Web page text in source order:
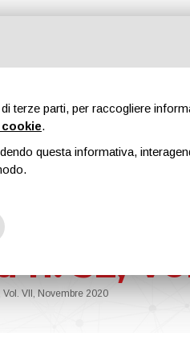
Fiere Formazione
n. 32,
VII, Novembre 2020
terze parti, per raccogliere
.
questa informativa,